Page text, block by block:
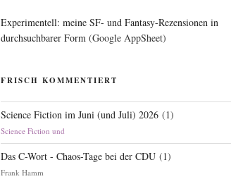
Experimentell: meine SF- und Fantasy-Rezensionen in
durchsuchbarer Form (Google AppSheet)
FRISCH KOMMENTIERT
Science Fiction im Juni (und Juli) 2026 (1)
Science Fiction und
Das C-Wort - Chaos-Tage bei der CDU (1)
Frank Hamm